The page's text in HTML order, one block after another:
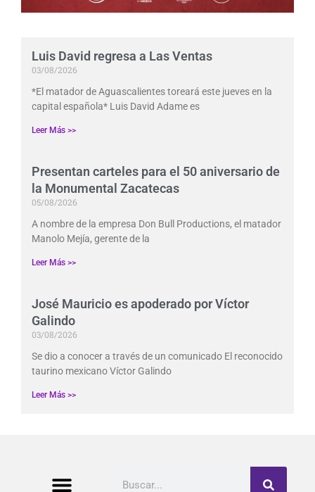
Luis David regresa a Las Ventas
03/08/2026
*El matador de Aguascalientes toreará este jueves en la
capital española* Luis David Adame es
Leer Más >>
Presentan carteles para el 50 aniversario de
la Monumental Zacatecas
05/08/2026
A nombre de la empresa Don Bull Productions, el matador
Manolo Mejía, gerente de la
Leer Más >>
José Mauricio es apoderado por Víctor
Galindo
03/08/2026
Se dio a conocer a través de un comunicado El reconocido
taurino mexicano Víctor Galindo
Leer Más >>